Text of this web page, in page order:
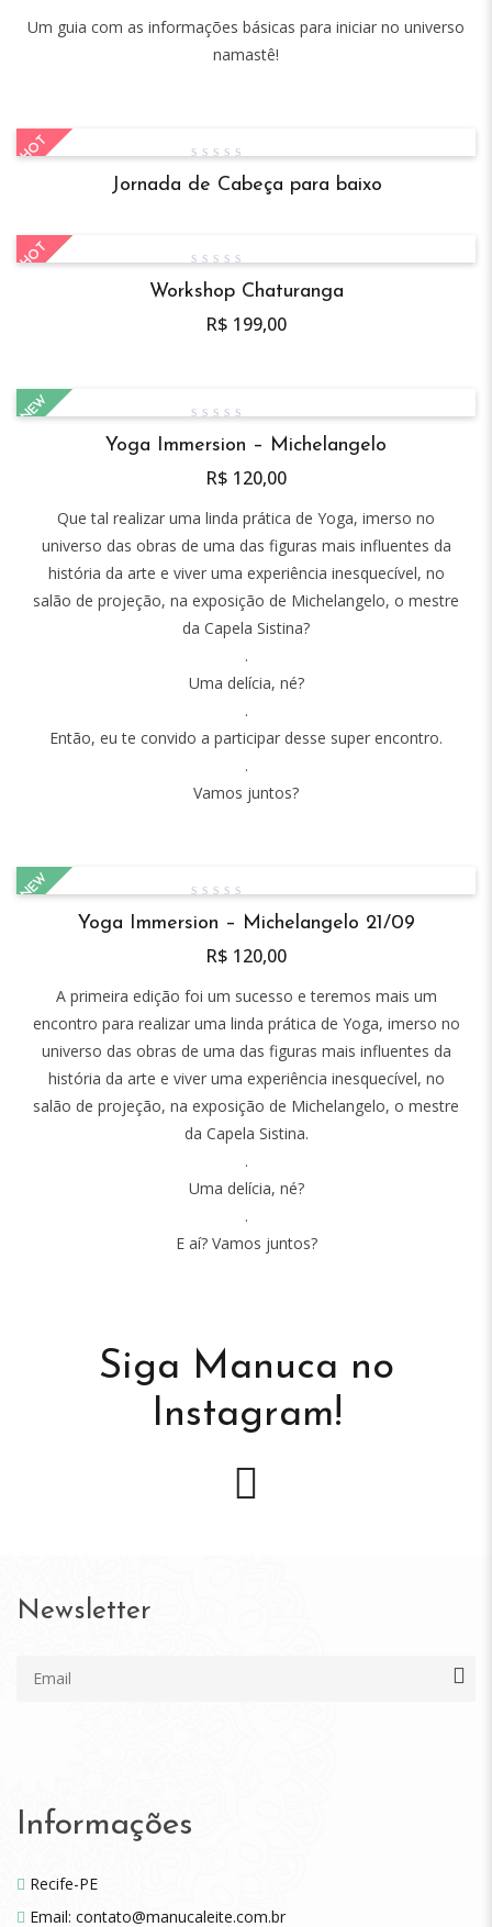
Um guia com as informações básicas para iniciar no universo
namastê!
HOT
Jornada de Cabeça para baixo
0
out
NEW
HOT
Workshop Chaturanga
out
R$ 199,00
NEW
Yoga Immersion – Michelangelo
out
R$ 120,00
Que tal realizar uma linda prática de Yoga, imerso no
universo das obras de uma das figuras mais influentes da
história da arte e viver uma experiência inesquecível, no
salão de projeção, na exposição de Michelangelo, o mestre
da Capela Sistina?
.
Uma delícia, né?
.
Então, eu te convido a participar desse super encontro.
.
Vamos juntos?
NEW
Yoga Immersion – Michelangelo 21/09
0
out
R$ 120,00
A primeira edição foi um sucesso e teremos mais um
encontro para realizar uma linda prática de Yoga, imerso no
universo das obras de uma das figuras mais influentes da
história da arte e viver uma experiência inesquecível, no
salão de projeção, na exposição de Michelangelo, o mestre
da Capela Sistina.
.
Uma delícia, né?
.
E aí? Vamos juntos?
Siga Manuca no
Instagram!
Newsletter
Informações
Recife-PE
Email: contato@manucaleite.com.br